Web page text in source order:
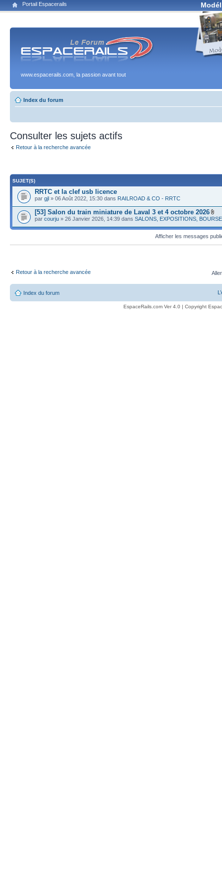
Portail Espacerails
www.espacerails.com, la passion avant tout
Index du forum
Consulter les sujets actifs
Retour à la recherche avancée
SUJET(S)
RRTC et la clef usb licence
par gjl » 06 Août 2022, 15:30 dans RAILROAD & CO - RRTC
[53] Salon du train miniature de Laval 3 et 4 octobre 2026
par courju » 26 Janvier 2026, 14:39 dans SALONS, EXPOSITIONS,
Afficher les messages
Retour à la recherche avancée
Index du forum
EspaceRails.com Ver 4.0 | Copyright